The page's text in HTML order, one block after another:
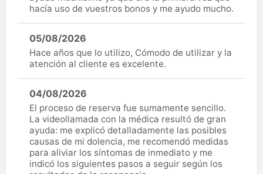
hacía uso de vuestros bonos y me ayudo mucho.
05/08/2026
Hace años que lo utilizo, Cómodo de utilizar y la
atención al cliente es excelente.
04/08/2026
El proceso de reserva fue sumamente sencillo.
La videollamada con la médica resultó de gran
ayuda: me explicó detalladamente las posibles
causas de mi dolencia, me recomendó medidas
para aliviar los síntomas de inmediato y me
indicó los siguientes pasos a seguir según los